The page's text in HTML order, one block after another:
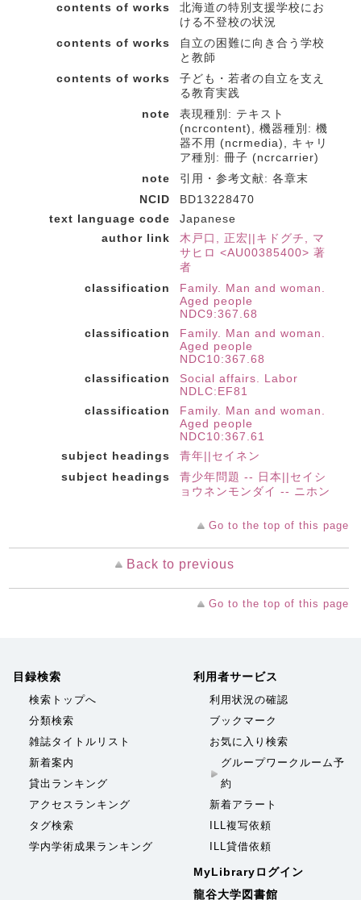
contents of works
北海道の特別支援学校にお
ける不登校の状況
contents of works
自立の困難に向き合う学校
と教師
contents of works
子ども・若者の自立を支え
る教育実践
note
表現種別: テキスト
(ncrcontent), 機器種別: 機
器不用 (ncrmedia), キャリ
ア種別: 冊子 (ncrcarrier)
note
引用・参考文献: 各章末
NCID
BD13228470
text language code
Japanese
author link
木戸口, 正宏||キドグチ, マ
サヒロ <AU00385400> 著
者
classification
Family. Man and woman.
Aged people
NDC9:367.68
classification
Family. Man and woman.
Aged people
NDC10:367.68
classification
Social affairs. Labor
NDLC:EF81
classification
Family. Man and woman.
Aged people
NDC10:367.61
subject headings
青年||セイネン
subject headings
青少年問題 -- 日本||セイシ
ョウネンモンダイ -- ニホン
Go to the top of this page
Back to previous
Go to the top of this page
目録検索
検索トップへ
分類検索
雑誌タイトルリスト
新着案内
貸出ランキング
アクセスランキング
タグ検索
学内学術成果ランキング
利用者サービス
利用状況の確認
ブックマーク
お気に入り検索
グループワークルーム予
約
新着アラート
ILL複写依頼
ILL貸借依頼
MyLibraryログイン
龍谷大学図書館